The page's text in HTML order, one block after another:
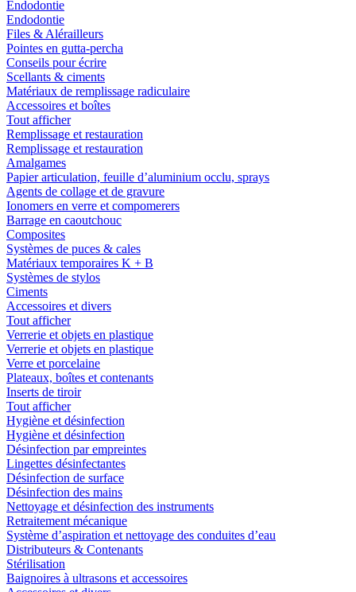
Endodontie
Endodontie
Files & Alérailleurs
Pointes en gutta-percha
Conseils pour écrire
Scellants & ciments
Matériaux de remplissage radiculaire
Accessoires et boîtes
Tout afficher
Remplissage et restauration
Remplissage et restauration
Amalgames
Papier articulation, feuille d’aluminium occlu, sprays
Agents de collage et de gravure
Ionomers en verre et compomerers
Barrage en caoutchouc
Composites
Systèmes de puces & cales
Matériaux temporaires K + B
Systèmes de stylos
Ciments
Accessoires et divers
Tout afficher
Verrerie et objets en plastique
Verrerie et objets en plastique
Verre et porcelaine
Plateaux, boîtes et contenants
Inserts de tiroir
Tout afficher
Hygiène et désinfection
Hygiène et désinfection
Désinfection par empreintes
Lingettes désinfectantes
Désinfection de surface
Désinfection des mains
Nettoyage et désinfection des instruments
Retraitement mécanique
Système d’aspiration et nettoyage des conduites d’eau
Distributeurs & Contenants
Stérilisation
Baignoires à ultrasons et accessoires